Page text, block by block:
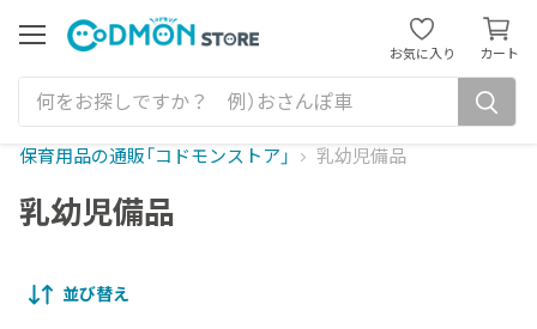
ュ
ー
お気に入り カート
カ
ー
ト
見
保育用品の通販「コドモンストア」 乳幼児備品
乳幼児備品
並び替え